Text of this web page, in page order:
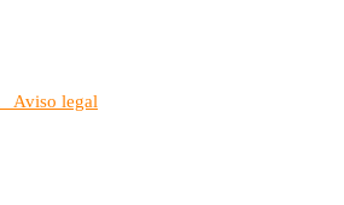
Aviso legal